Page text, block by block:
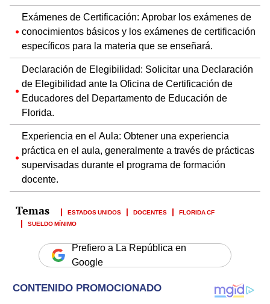
Exámenes de Certificación: Aprobar los exámenes de
conocimientos básicos y los exámenes de certificación
específicos para la materia que se enseñará.
Declaración de Elegibilidad: Solicitar una Declaración
de Elegibilidad ante la Oficina de Certificación de
Educadores del Departamento de Educación de
Florida.
Experiencia en el Aula: Obtener una experiencia
práctica en el aula, generalmente a través de prácticas
supervisadas durante el programa de formación
docente.
ESTADOS UNIDOS DOCENTES
FLORIDA CF
SUELDO MÍNIMO
Prefiero a La República en
Google